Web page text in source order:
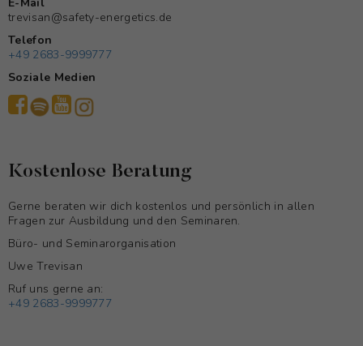
trevisan@safety-energetics.de
Telefon
+49 2683-9999777
Soziale Medien
Kostenlose Beratung
Gerne beraten wir dich kostenlos und persönlich in allen
Fragen zur Ausbildung und den Seminaren.
Büro- und Seminarorganisation
Uwe Trevisan
Ruf uns gerne an:
+49 2683-9999777